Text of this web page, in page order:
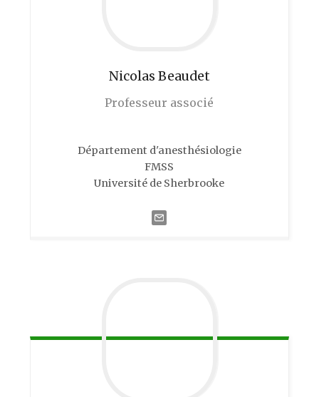
Nicolas Beaudet
Professeur associé
Département d'anesthésiologie
FMSS
Université de Sherbrooke